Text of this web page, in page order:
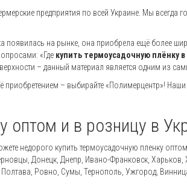
предприятия по всей Украине. Мы всегда
появилась на рынке, она приобрела ещё более
«Где купить термоусадочную плёнку в
– данный материал является одним из
приобретением – выбирайте «Полимерцентр»!
оптом и в розницу в
недорого купить термоусадочную пленку
Донецк, Днепр, Ивано-Франковск, Харьков,
Ровно, Сумы, Тернополь, Ужгород,